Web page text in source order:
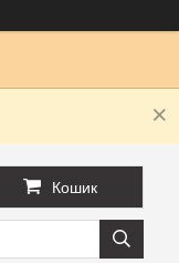
Кошик